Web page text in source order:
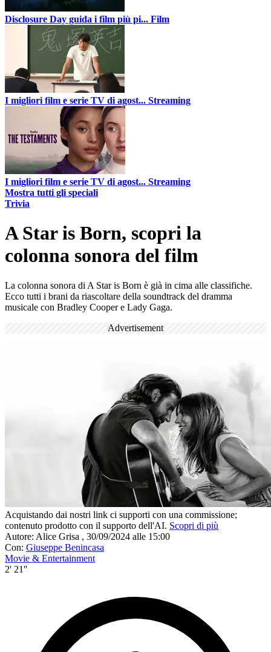
Disclosure Day guida i film più pi... Film
I migliori film e serie TV di agost... Streaming
I migliori film e serie TV di agost... Streaming
Mostra tutti gli speciali
Trivia
A Star is Born, scopri la
colonna sonora del film
La colonna sonora di A Star is Born è già in cima alle classifiche.
Ecco tutti i brani da riascoltare della soundtrack del dramma
musicale con Bradley Cooper e Lady Gaga.
Advertisement
Acquistando dai nostri link ci supporti con una commissione;
contenuto prodotto con il supporto dell'AI. Scopri di più
Autore: Alice Grisa , 30/09/2024 alle 15:00
Con: Giuseppe Benincasa
Movie & Entertainment
2' 21''